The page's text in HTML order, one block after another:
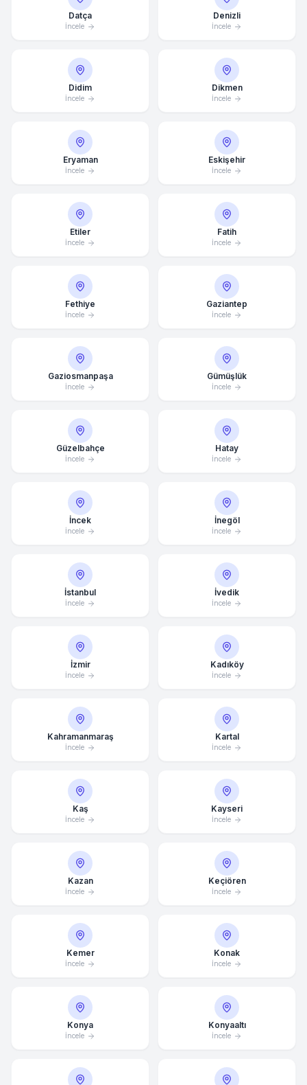
Datça
İncele
Denizli
İncele
Didim
İncele
Dikmen
İncele
Eryaman
İncele
Eskişehir
İncele
Etiler
İncele
Fatih
İncele
Fethiye
İncele
Gaziantep
İncele
Gaziosmanpaşa
İncele
Gümüşlük
İncele
Güzelbahçe
İncele
Hatay
İncele
İncek
İncele
İnegöl
İncele
İstanbul
İncele
İvedik
İncele
İzmir
İncele
Kadıköy
İncele
Kahramanmaraş
İncele
Kartal
İncele
Kaş
İncele
Kayseri
İncele
Kazan
İncele
Keçiören
İncele
Kemer
İncele
Konak
İncele
Konya
İncele
Konyaaltı
İncele